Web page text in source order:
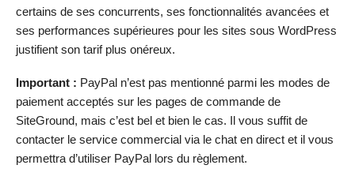
certains de ses concurrents, ses fonctionnalités avancées et
ses performances supérieures pour les sites sous WordPress
justifient son tarif plus onéreux.
Important : PayPal n’est pas mentionné parmi les modes de
paiement acceptés sur les pages de commande de
SiteGround, mais c’est bel et bien le cas. Il vous suffit de
contacter le service commercial via le chat en direct et il vous
permettra d’utiliser PayPal lors du règlement.